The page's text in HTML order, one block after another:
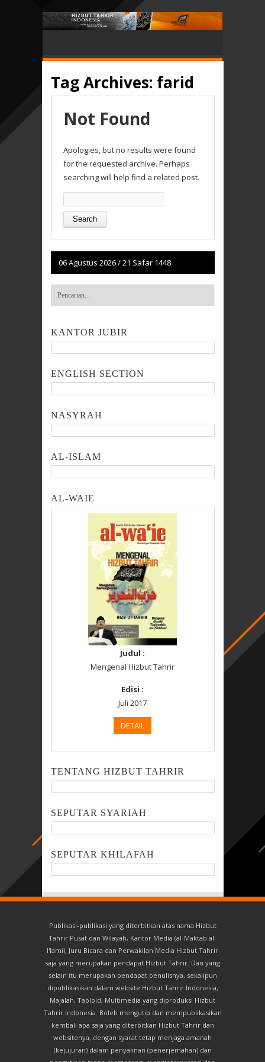
Tag Archives: farid
Not Found
Apologies, but no results were found
for the requested archive. Perhaps
searching will help find a related post.
for:
06 Agustus 2026/21 Safar 1448
KANTOR JUBIR
ENGLISH SECTION
NASYRAH
AL-ISLAM
AL-WAIE
Judul :
Mengenal Hizbut Tahrir
Edisi :
Juli 2017
DETAIL
TENTANG HIZBUT TAHRIR
SEPUTAR SYARIAH
SEPUTAR KHILAFAH
Publikasi-publikasi yang diterbitkan atas nama Hizbut
Tahrir Pusat dan Wilayah, Kantor Media (al-Maktab al-
I'lami), Juru Bicara dan Perwakilan Media Hizbut Tahrir
saja yang merupakan pendapat Hizbut Tahrir. Dan yang
selain itu merupakan pendapat penulisnya, sekalipun
dipublikasikan dalam website Hizbut Tahrir Indonesia,
Majalah, Tabloid, Multimedia yang diproduksi Hizbut
Tahrir Indonesia. Boleh mengutip dan mempublikasikan
kembali apa saja yang diterbitkan Hizbut Tahrir dan
websitenya, dengan syarat tetap menjaga amanah
(kejujuran) dalam penyalinan (penerjemahan) dan